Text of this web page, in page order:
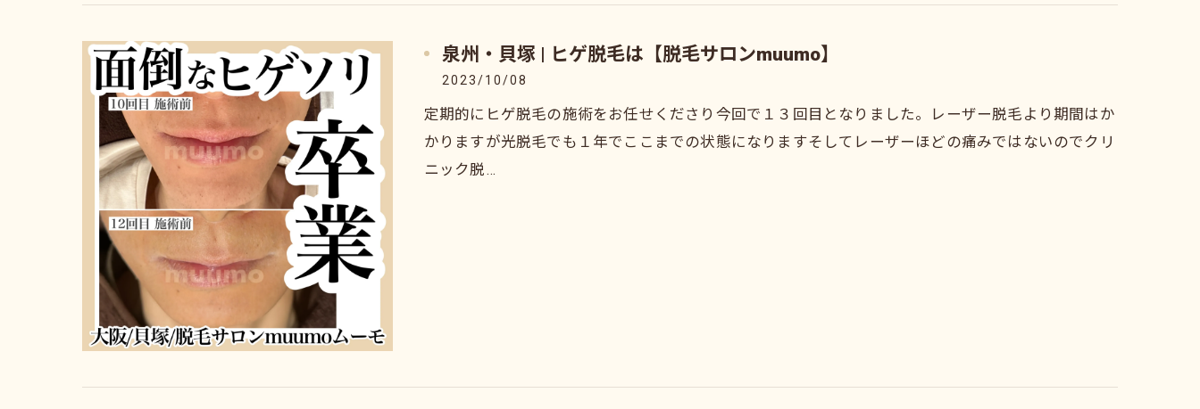
泉州・貝塚 | ヒゲ脱毛は【脱毛サロンmuumo】
2023/10/08
定期的にヒゲ脱毛の施術をお任せくださり今回で１３回目となりました。レーザー脱毛より期間はか
かりますが光脱毛でも１年でここまでの状態になりますそしてレーザーほどの痛みではないのでクリ
ニック脱…